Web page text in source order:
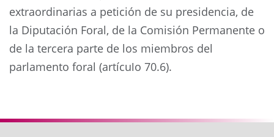
extraordinarias a petición de su presidencia, de
la Diputación Foral, de la Comisión Permanente o
de la tercera parte de los miembros del
parlamento foral (artículo 70.6).